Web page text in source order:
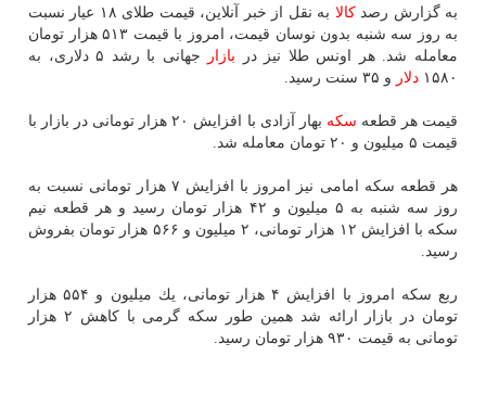
به گزارش رصدكالا
به نقل از خبر آنلاین، قیمت طلای ۱۸ عیار نسبت
به روز سه شنبه بدون نوسان قیمت، امروز با قیمت ۵۱۳ هزار تومان
معامله شد. هر اونس طلا نیز در بازار
جهانی با رشد ۵ دلاری، به
۱۵۸۰ دلار و ۳۵ سنت رسید.
قیمت هر قطعه سكه
بهار آزادی با افزایش ۲۰ هزار تومانی در بازار با
قیمت ۵ میلیون و ۲۰ تومان معامله شد.
هر قطعه سكه امامی نیز امروز با افزایش ۷ هزار تومانی نسبت به
روز سه شنبه به ۵ میلیون و ۴۲ هزار تومان رسید و هر قطعه نیم
سكه با افزایش ۱۲ هزار تومانی، ۲ میلیون و ۵۶۶ هزار تومان بفروش
رسید.
ربع سكه امروز با افزایش ۴ هزار تومانی، یك میلیون و ۵۵۴ هزار
تومان در بازار ارائه شد همین طور سكه گرمی با كاهش ۲ هزار
تومانی به قیمت ۹۳۰ هزار تومان رسید.